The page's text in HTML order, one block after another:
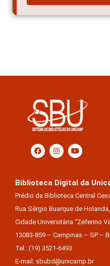
Biblioteca Digital da
Prédio da Biblioteca Central
Rua Sérgio Buarque de
Cidade Universitária “Zeferino
13083-859 – Campinas – SP –
Tel.: (19) 3521-6493
E-mail: sbubd@unicamp.br